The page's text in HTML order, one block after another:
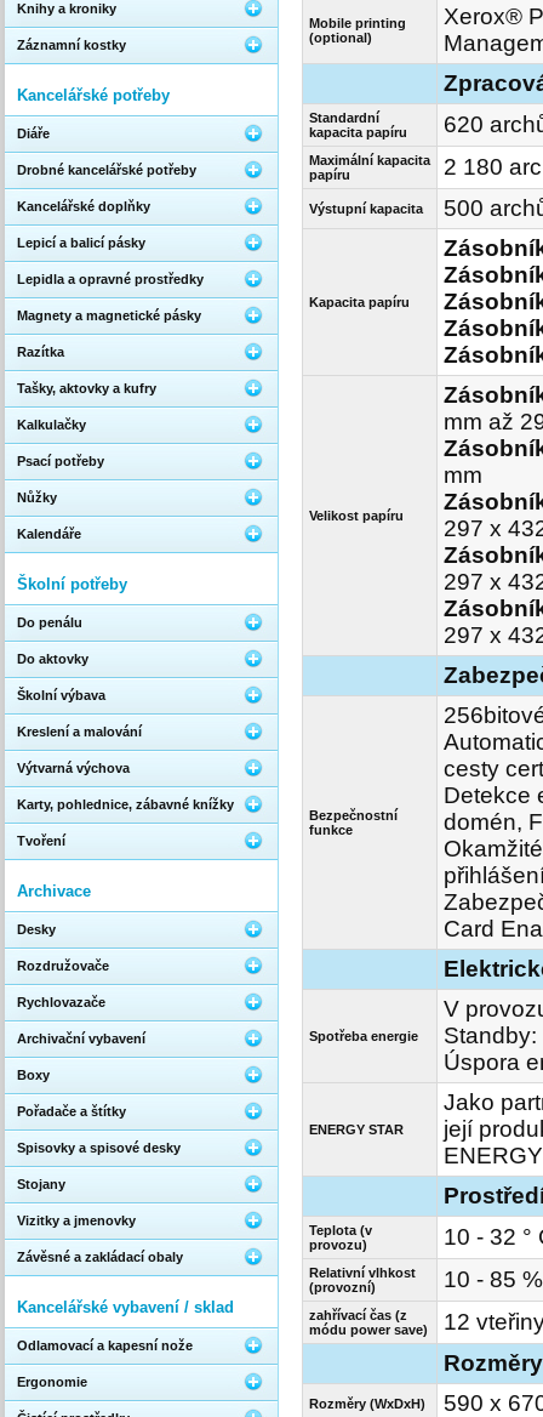
Mobile printing
(optional)
Xerox®
Standardní
kapacita papíru
620
Maximální kapacita
papíru
2 180
Výstupní kapacita 500
Kapacita papíru
Velikost papíru
mm až
mm
297 x
297 x
297 x
Bezpečnostní
funkce
cesty
Detekce
domén,
Card
Spotřeba energie
V
Standby:
Úspora
ENERGY STAR
Jako
její
Teplota (v
provozu)
10 - 32 °
Relativní vlhkost
(provozní)
10 - 85
zahřívací čas (z
módu power save)
12
Rozměry
Rozměry (WxDxH) 590 x
Knihy a kroniky
Záznamní kostky
Kancelářské potřeby
Diáře
Drobné kancelářské potřeby
Kancelářské doplňky
Lepicí a balicí pásky
Lepidla a opravné prostředky
Magnety a magnetické pásky
Razítka
Tašky, aktovky a kufry
Kalkulačky
Psací potřeby
Nůžky
Kalendáře
Školní potřeby
Do penálu
Do aktovky
Školní výbava
Kreslení a malování
Výtvarná výchova
Karty, pohlednice, zábavné knížky
Tvoření
Archivace
Desky
Rozdružovače
Rychlovazače
Archivační vybavení
Boxy
Pořadače a štítky
Spisovky a spisové desky
Stojany
Vizitky a jmenovky
Závěsné a zakládací obaly
Kancelářské vybavení / sklad
Odlamovací a kapesní nože
Ergonomie